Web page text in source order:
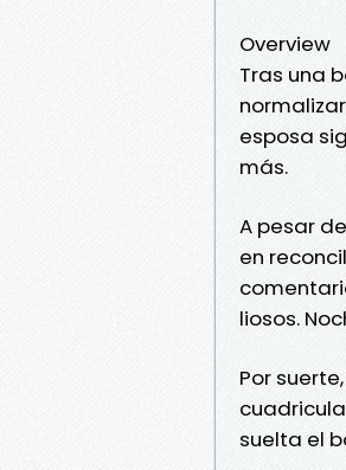
Overview
Tras una
esposa
más.
A pesar
en
liosos.
Por
suelta el